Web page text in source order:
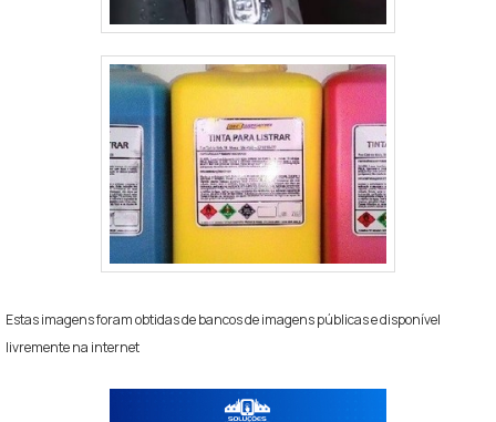
Estas imagens foram obtidas de bancos de imagens públicas e disponível
livremente na internet